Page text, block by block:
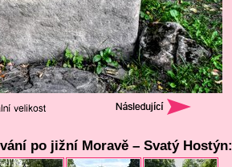
po jižní Moravě – Svatý Hostýn: